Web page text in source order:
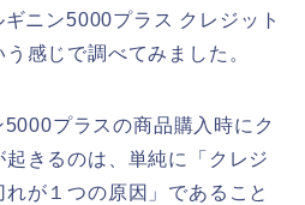
ニン5000プラス クレジット
感じで調べてみました。
プラスの商品購入時にク
きるのは、単純に「クレジ
が１つの原因」であること